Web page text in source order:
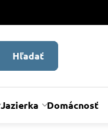
Hľadať
Jazierka Domácnosť